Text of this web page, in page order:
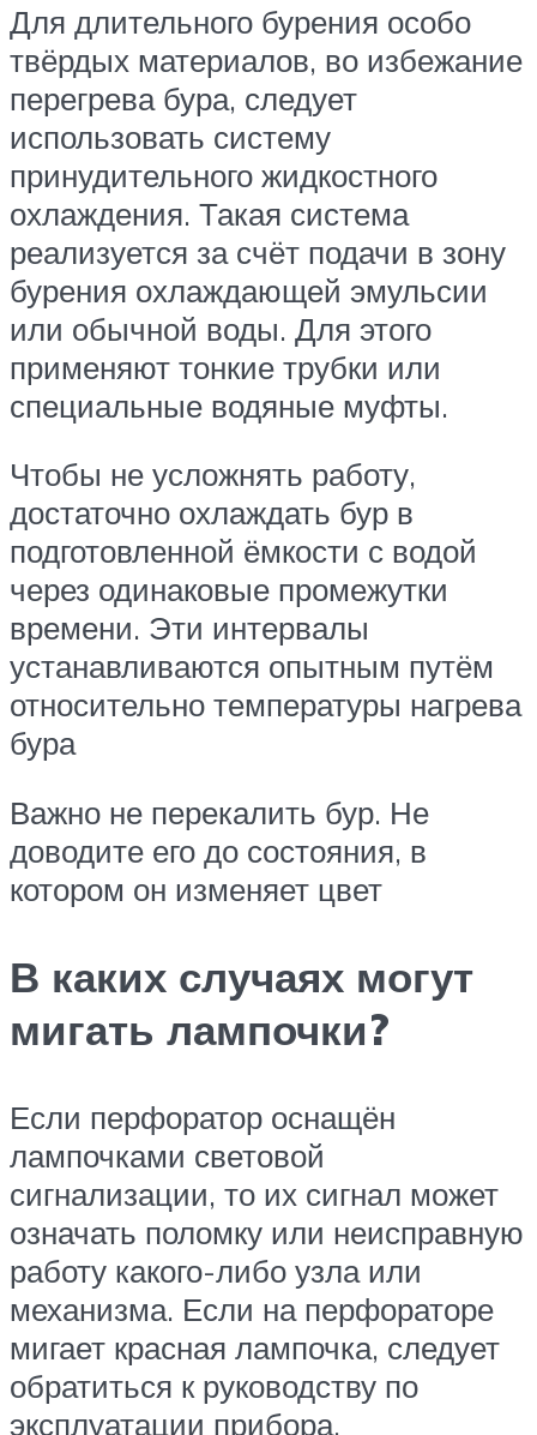
Для длительного бурения особо
твёрдых материалов, во избежание
перегрева бура, следует
использовать систему
принудительного жидкостного
охлаждения. Такая система
реализуется за счёт подачи в зону
бурения охлаждающей эмульсии
или обычной воды. Для этого
применяют тонкие трубки или
специальные водяные муфты.
Чтобы не усложнять работу,
достаточно охлаждать бур в
подготовленной ёмкости с водой
через одинаковые промежутки
времени. Эти интервалы
устанавливаются опытным путём
относительно температуры нагрева
бура
Важно не перекалить бур. Не
доводите его до состояния, в
котором он изменяет цвет
В каких случаях могут
мигать лампочки?
Если перфоратор оснащён
лампочками световой
сигнализации, то их сигнал может
означать поломку или неисправную
работу какого-либо узла или
механизма. Если на перфораторе
мигает красная лампочка, следует
обратиться к руководству по
эксплуатации прибора.